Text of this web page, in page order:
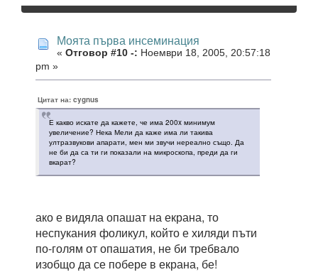
Моята първа инсеминация
« Отговор #10 -: Ноември 18, 2005, 20:57:18
pm »
Цитат на: cygnus
Е какво искате да кажете, че има 200x минимум
увеличение? Нека Мели да каже има ли такива
ултразвукови апарати, мен ми звучи нереално също. Да
не би да са ти ги показали на микроскопа, преди да ги
вкарат?
ако е видяла опашат на екрана, то
неспукания фоликул, който е хиляди пъти
по-голям от опашатия, не би требвало
изобщо да се побере в екрана, бе!